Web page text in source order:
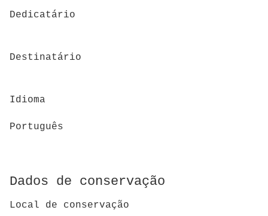
Dedicatário
Destinatário
Idioma
Português
Dados de conservação
Local de conservação